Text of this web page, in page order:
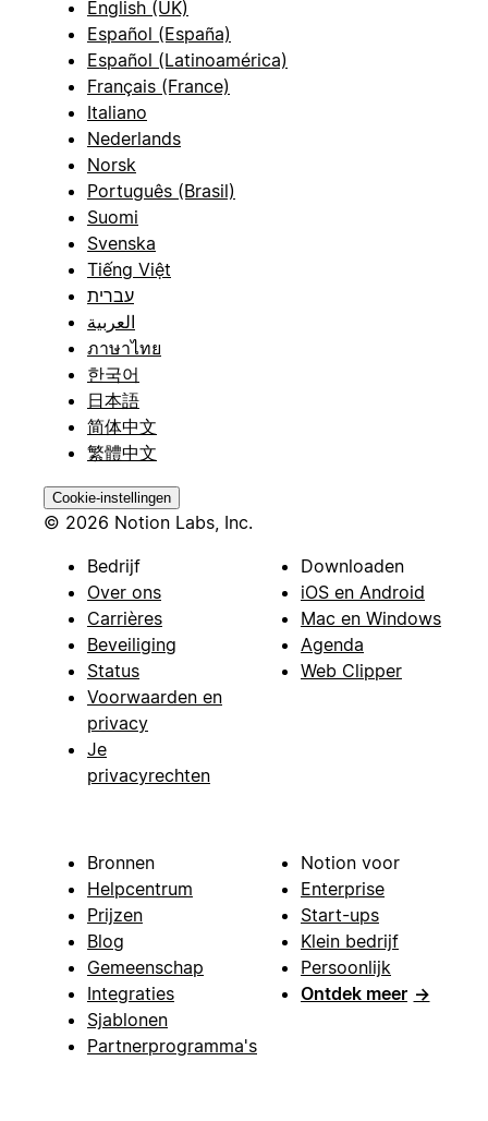
English (UK)
Español (España)
Español (Latinoamérica)
Français (France)
Italiano
Nederlands
Norsk
Português (Brasil)
Suomi
Svenska
Tiếng Việt
עברית
العربية
ภาษาไทย
한국어
日本語
简体中文
繁體中文
Cookie-instellingen
© 2026 Notion Labs, Inc.
Bedrijf
Over ons
Carrières
Beveiliging
Status
Voorwaarden en
privacy
Je
privacyrechten
Downloaden
iOS en Android
Mac en Windows
Agenda
Web Clipper
Bronnen
Helpcentrum
Prijzen
Blog
Gemeenschap
Integraties
Sjablonen
Partnerprogramma's
Notion voor
Enterprise
Start-ups
Klein bedrijf
Persoonlijk
Ontdek meer →